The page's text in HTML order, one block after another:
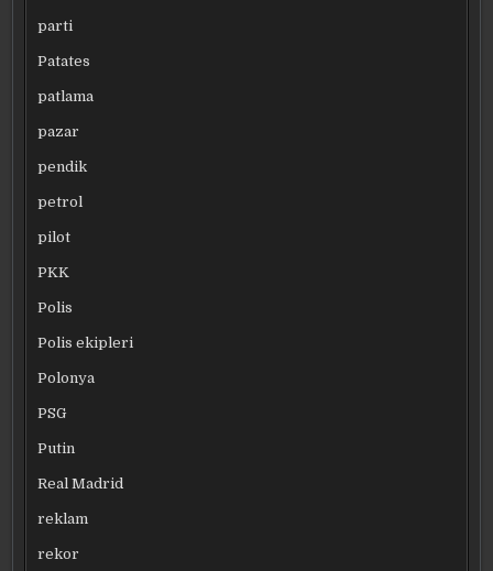
parti
Patates
patlama
pazar
pendik
petrol
pilot
PKK
Polis
Polis ekipleri
Polonya
PSG
Putin
Real Madrid
reklam
rekor